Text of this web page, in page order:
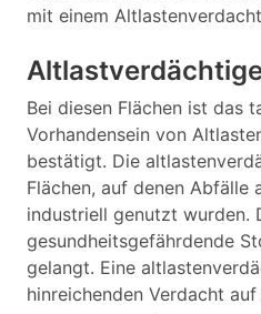
mit einem
Bei diesen Flächen ist das
Vorhandensein von
bestätigt. Die
Flächen, auf denen Abfälle
industriell genutzt wurden.
gesundheitsgefährdende
gelangt. Eine
hinreichenden Verdacht auf